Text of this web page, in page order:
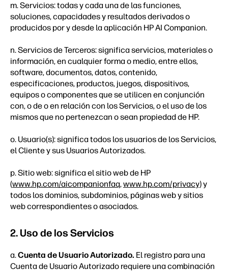
m. Servicios: todas y cada una de las funciones,
soluciones, capacidades y resultados derivados o
producidos por y desde la aplicación HP AI Companion.
n. Servicios de Terceros: significa servicios, materiales o
información, en cualquier forma o medio, entre ellos,
software, documentos, datos, contenido,
especificaciones, productos, juegos, dispositivos,
equipos o componentes que se utilicen en conjunción
con, o de o en relación con los Servicios, o el uso de los
mismos que no pertenezcan o sean propiedad de HP.
o. Usuario(s): significa todos los usuarios de los Servicios,
el Cliente y sus Usuarios Autorizados.
p. Sitio web: significa el sitio web de HP
(www.hp.com/aicompanionfaq,www.hp.com/privacy) y
todos los dominios, subdominios, páginas web y sitios
web correspondientes o asociados.
2. Uso de los Servicios
a.Cuenta de Usuario Autorizado. El registro para una
Cuenta de Usuario Autorizado requiere una combinación